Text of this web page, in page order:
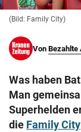
(Bild: Family City)
Von Bezahlte
Was haben
Man
Superhelden
die Family City